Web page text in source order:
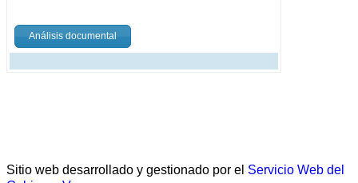
Análisis documental
Sitio web desarrollado y gestionado por el Servicio Web del